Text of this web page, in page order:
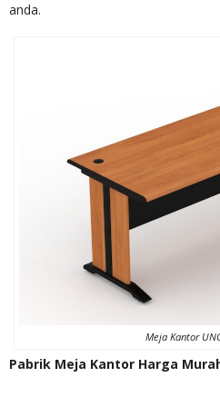
anda.
Meja Kantor
Pabrik Meja Kantor Harga